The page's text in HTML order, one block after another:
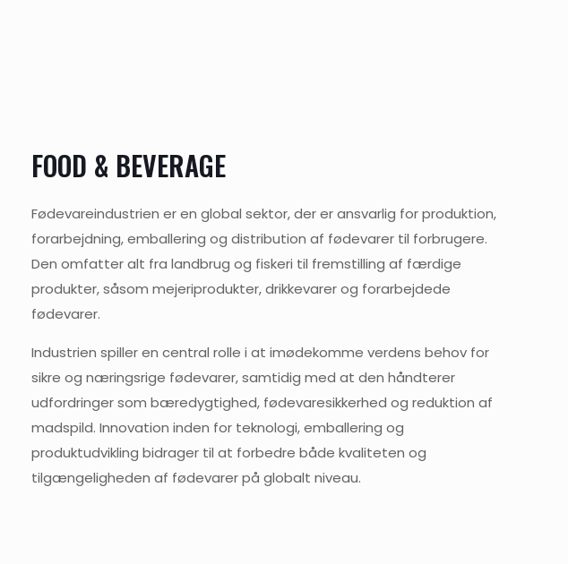
FOOD & BEVERAGE
Fødevareindustrien er en global sektor, der er ansvarlig for produktion,
forarbejdning, emballering og distribution af fødevarer til forbrugere.
Den omfatter alt fra landbrug og fiskeri til fremstilling af færdige
produkter, såsom mejeriprodukter, drikkevarer og forarbejdede
fødevarer.
Industrien spiller en central rolle i at imødekomme verdens behov for
sikre og næringsrige fødevarer, samtidig med at den håndterer
udfordringer som bæredygtighed, fødevaresikkerhed og reduktion af
madspild. Innovation inden for teknologi, emballering og
produktudvikling bidrager til at forbedre både kvaliteten og
tilgængeligheden af fødevarer på globalt niveau.